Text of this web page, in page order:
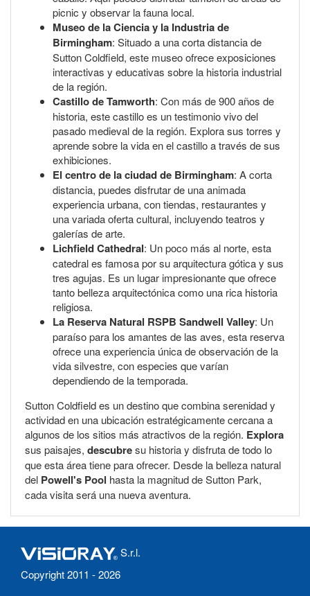
picnic y observar la fauna local.
Museo de la Ciencia y la Industria de
Birmingham: Situado a una corta distancia de
Sutton Coldfield, este museo ofrece exposiciones
interactivas y educativas sobre la historia industrial
de la región.
Castillo de Tamworth: Con más de 900 años de
historia, este castillo es un testimonio vivo del
pasado medieval de la región. Explora sus torres y
aprende sobre la vida en el castillo a través de sus
exhibiciones.
El centro de la ciudad de Birmingham: A corta
distancia, puedes disfrutar de una animada
experiencia urbana, con tiendas, restaurantes y
una variada oferta cultural, incluyendo teatros y
galerías de arte.
Lichfield Cathedral: Un poco más al norte, esta
catedral es famosa por su arquitectura gótica y sus
tres agujas. Es un lugar impresionante que ofrece
tanto belleza arquitectónica como una rica historia
religiosa.
La Reserva Natural RSPB Sandwell Valley: Un
paraíso para los amantes de las aves, esta reserva
ofrece una experiencia única de observación de la
vida silvestre, con especies que varían
dependiendo de la temporada.
Sutton Coldfield es un destino que combina serenidad y
actividad en una ubicación estratégicamente cercana a
algunos de los sitios más atractivos de la región. Explora
sus paisajes, descubresu historia y disfruta de todo lo
que esta área tiene para ofrecer. Desde la belleza natural
del Powell's Pool hasta la magnitud de Sutton Park,
cada visita será una nueva aventura.
S.r.l.
Copyright 2011 - 2026